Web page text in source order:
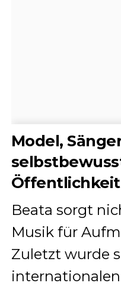
Model,
Öffentlichkeit
Beata sorgt
Musik für
Zuletzt wurde